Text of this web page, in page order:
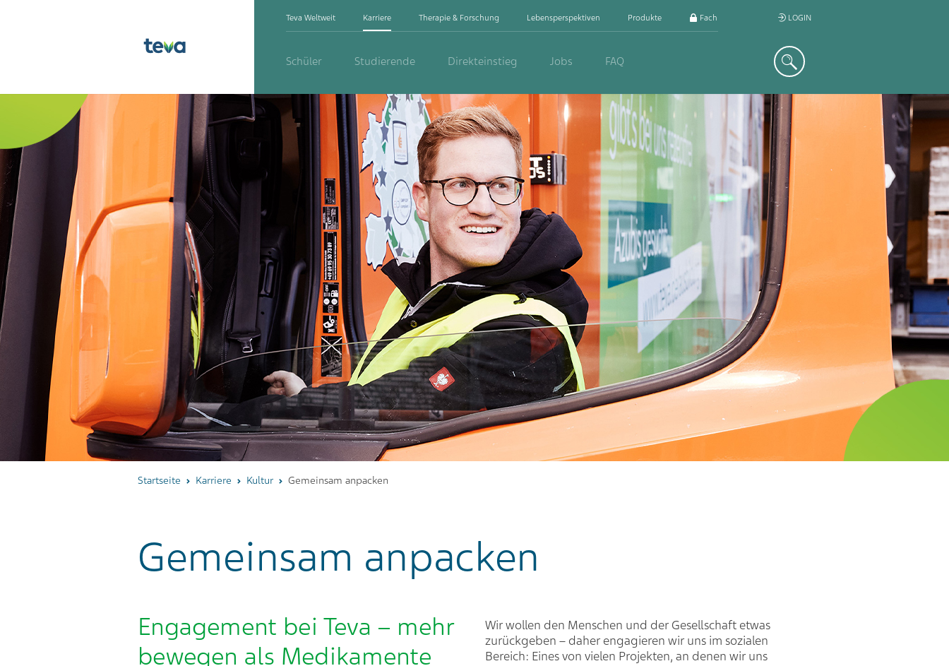
Teva Weltweit Karriere Therapie & Forschung Lebensperspektiven Produkte Fachkreis
Schüler Studierende Direkteinstieg Jobs FAQ Suche
LOGIN
Startseite Karriere Kultur Gemeinsam anpacken
Gemeinsam anpacken
Engagement bei Teva – mehr
bewegen als Medikamente ​
Wir wollen den Menschen und der Gesellschaft etwas
zurückgeben – daher engagieren wir uns im sozialen
Bereich: Eines von vielen Projekten, an denen wir uns